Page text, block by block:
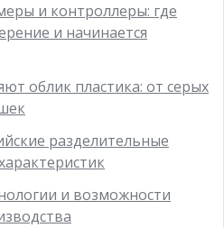
и контроллеры: где
и начинается
облик пластика: от серых
разделительные
и возможности